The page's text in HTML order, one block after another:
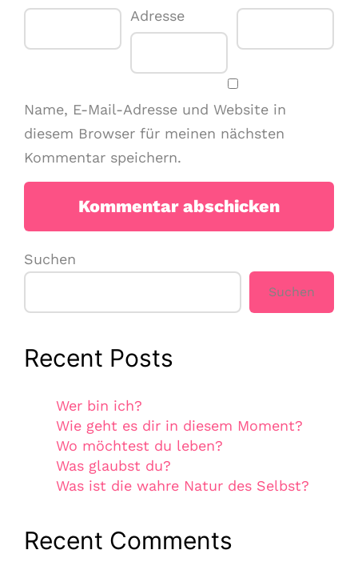
Adresse
Name, E-Mail-Adresse und Website in
diesem Browser für meinen nächsten
Kommentar speichern.
Suchen
Suchen
Recent Posts
Wer bin ich?
Wie geht es dir in diesem Moment?
Wo möchtest du leben?
Was glaubst du?
Was ist die wahre Natur des Selbst?
Recent Comments